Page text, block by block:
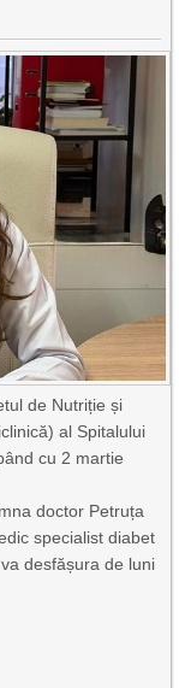
de Nutriție și
al Spitalului
cu 2 martie
doctor Petruța
specialist diabet
desfășura de luni